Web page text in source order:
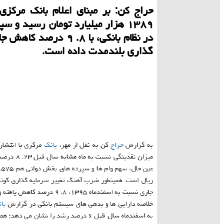
حراج كن: بر مبنای اعلام بانك
۱۳۸۹ هزار میلیارد تومان رسید
در نظام بانكی، با ۸.
گذاری بلندمدت داده است.
به گزارشحراجكن به نقل از مهر،بانك
ریال است. همینطور ضرب آهنگ تغییر سرمایه گذاری
جاری نسبت به اسفندماه ۱۳۹۵، ۸. ۹ درصد كاهش یافته و سرمایه گذاری دراز مدت در همین بازه زمانی ۳۵. ۴ درصد رشد داشته است.
خلاصه دارایی ها و بدهی های سیستم بانكی در گزارش